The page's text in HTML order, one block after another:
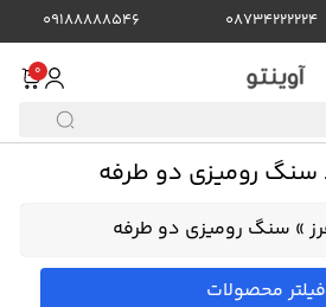
08734222224
09188888546
0
سنگ رومیزی دو طرفه
» سنگ رومیزی دو طرفه
فیلتر محصولات